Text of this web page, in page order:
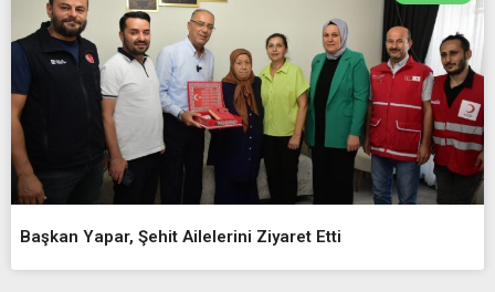
Başkan Yapar, Şehit Ailelerini Ziyaret Etti